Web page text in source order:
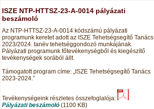
ISZE NTP-HTTSZ-23-A-0014 pályázati
beszámoló
Az NTP-HTTSZ-23-A-0014 kódszámú pályázati
programunk keretet adott az ISZE Tehetségsegítő Tanács
2023/2024. tanév tehetséggondozó munkájának.
Pályázati programunk főtevékenységből és kiegészítő
tevékenységek sorából állt.
Támogatott program címe: „ISZE Tehetségsegítő Tanács
2023-2024.”
Tevékenységeink részletes összefoglalója:
Pályázati beszámoló (1100 KB)